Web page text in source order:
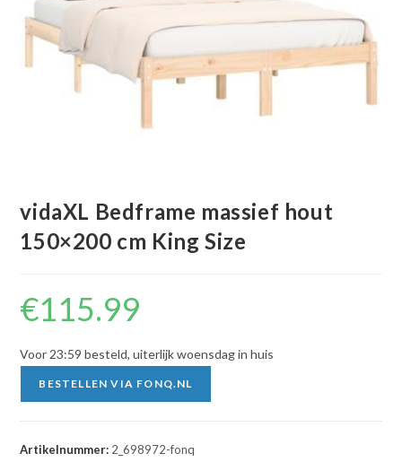
vidaXL Bedframe massief hout
150×200 cm King Size
€115.99
Voor 23:59 besteld, uiterlijk woensdag in huis
BESTELLEN VIA FONQ.NL
Artikelnummer: 2_698972-fonq